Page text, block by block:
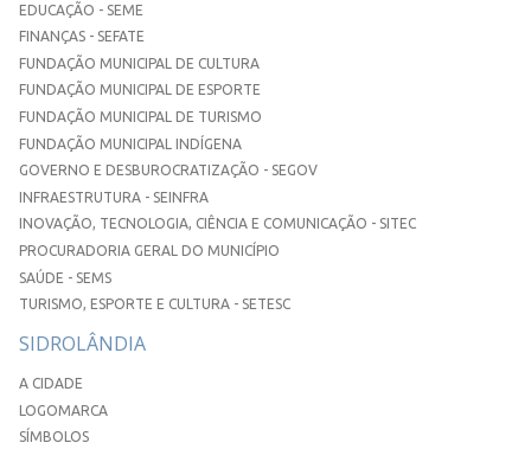
EDUCAÇÃO - SEME
FINANÇAS - SEFATE
FUNDAÇÃO MUNICIPAL DE CULTURA
FUNDAÇÃO MUNICIPAL DE ESPORTE
FUNDAÇÃO MUNICIPAL DE TURISMO
FUNDAÇÃO MUNICIPAL INDÍGENA
GOVERNO E DESBUROCRATIZAÇÃO - SEGOV
INFRAESTRUTURA - SEINFRA
INOVAÇÃO, TECNOLOGIA, CIÊNCIA E COMUNICAÇÃO - SITEC
PROCURADORIA GERAL DO MUNICÍPIO
SAÚDE - SEMS
TURISMO, ESPORTE E CULTURA - SETESC
SIDROLÂNDIA
A CIDADE
LOGOMARCA
SÍMBOLOS